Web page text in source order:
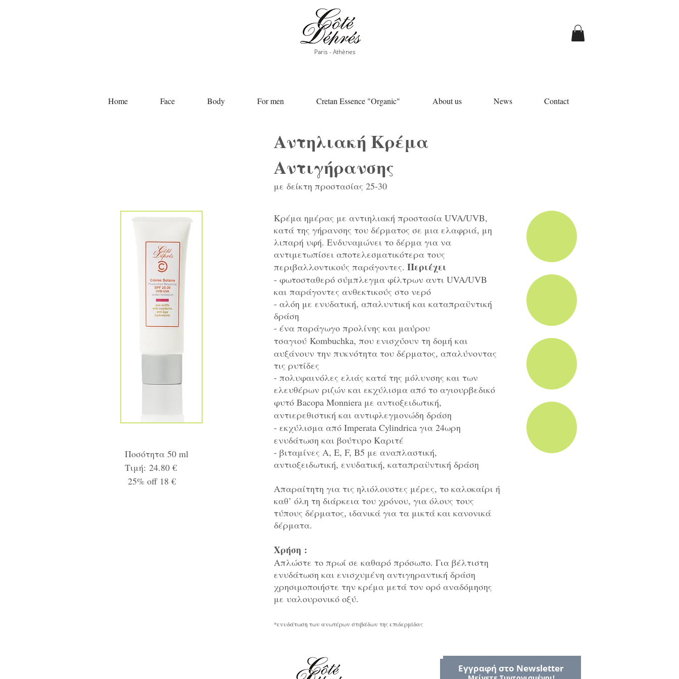
Paris - Athènes
Home Face Body For men Cretan Essence "Organic" About us News Contact
Αντηλιακή Κρέμα
Αντιγήρανσης
με δείκτη προστασίας 25-30
Ποσότητα 50 ml
Τιμή: 24.80 €
25% off 18 €
Κρέμα ημέρας με αντιηλιακή προστασία UVA/UVB,
κατά της γήρανσης του δέρματος σε μια ελαφριά, μη
λιπαρή υφή. Ενδυναμώνει το δέρμα για να
αντιμετωπίσει αποτελεσματικότερα τους
περιβαλλοντικούς παράγοντες. Περιέχει
- φωτοσταθερό σύμπλεγμα φίλτρων αντι UVA/UVB
και παράγοντες ανθεκτικούς στο νερό
- αλόη με ενυδατική, απαλυντική και καταπραϋντική
δράση
- ένα παράγωγο προλίνης και μαύρου
τσαγιού Kombuchka, που ενισχύουν τη δομή και
αυξάνουν την πυκνότητα του δέρματος, απαλύνοντας
τις ρυτίδες
- πολυφαινόλες ελιάς κατά της μόλυνσης και των
ελευθέρων ριζών και εκχύλισμα από το αγιουρβεδικό
φυτό Bacopa Monniera με αντιοξειδωτική,
αντιερεθιστική και αντιφλεγμονώδη δράση
- εκχύλισμα από Imperata Cylindrica για 24ωρη
ενυδάτωση και βούτυρο Καριτέ
- βιταμίνες Α, Ε, F, Β5 με αναπλαστική,
αντιοξειδωτική, ενυδατική, καταπραϋντική δράση
Απαραίτητη για τις ηλιόλουστες μέρες, το καλοκαίρι ή
καθ’ όλη τη διάρκεια του χρόνου, για όλους τους
τύπους δέρματος, ιδανικά για τα μικτά και κανονικά
δέρματα.
Χρήση :
Απλώστε το πρωί σε καθαρό πρόσωπο. Για βέλτιστη
ενυδάτωση και ενισχυμένη αντιγηραντική δράση
χρησιμοποιήστε την κρέμα μετά τον ορό αναδόμησης
με υαλουρονικό οξύ.
*ενυδάτωση των ανωτέρων στιβάδων της επιδερμίδας
Εγγραφή στο Νewsletter